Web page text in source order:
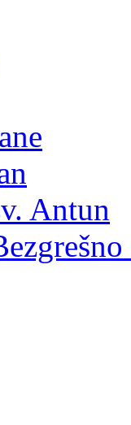
Antun